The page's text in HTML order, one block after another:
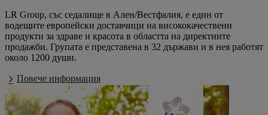
LR Group, със седалище в Ален/Вестфалия, е един от
водещите европейски доставчици на висококачествени
продукти за здраве и красота в областта на директните
продажби. Групата е представена в 32 държави и в нея работят
около 1200 души.
Повече информация